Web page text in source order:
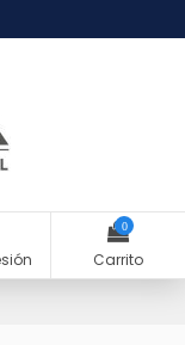
0
Carrito